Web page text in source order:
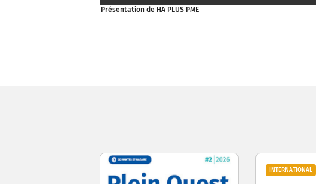
JE M'INSCRIS
Présentation de HA PLUS PME
INTERNATIONAL